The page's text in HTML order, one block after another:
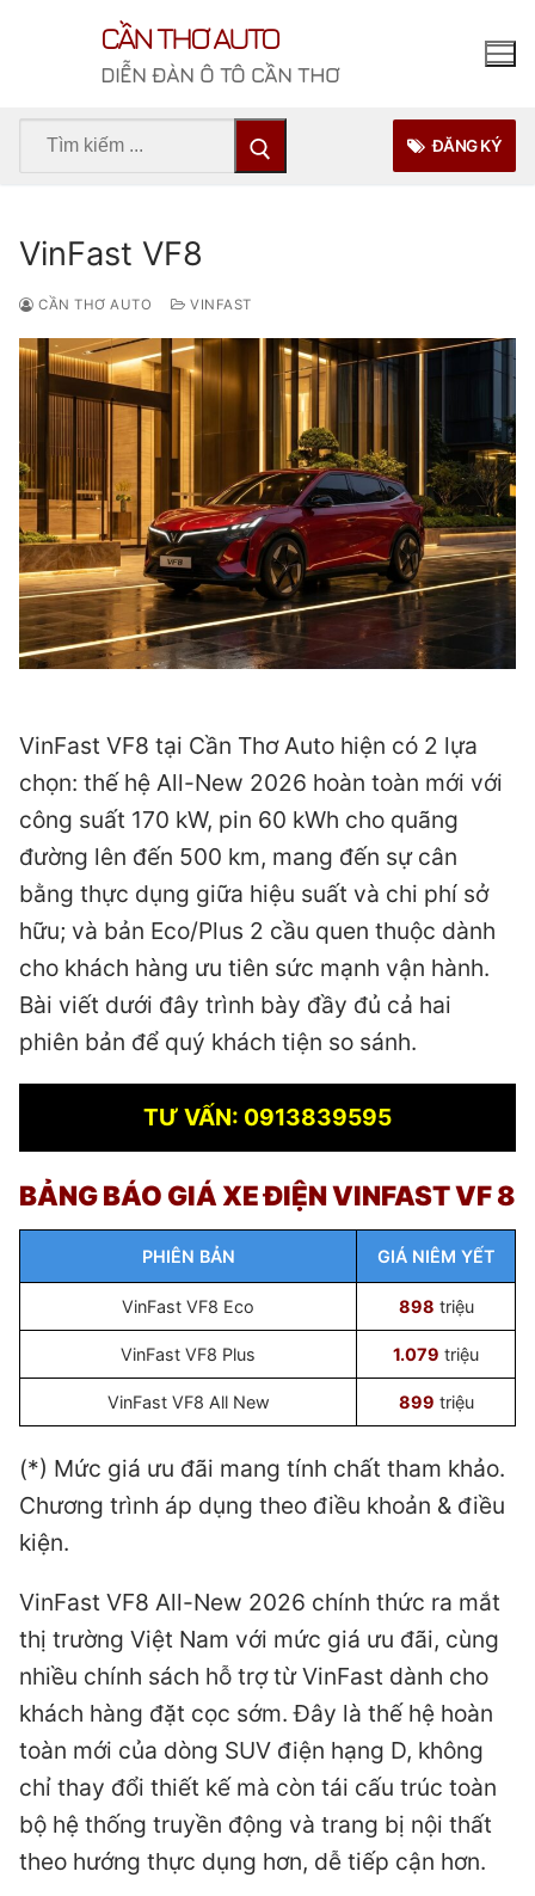
CẦN THƠ AUTO
DIỄN ĐÀN Ô TÔ CẦN THƠ
Tìm
ĐĂNG KÝ
VinFast VF8
CẦN THƠ AUTO VINFAST
VinFast VF8 tại Cần Thơ Auto hiện có 2 lựa
chọn: thế hệ All-New 2026 hoàn toàn mới với
công suất 170 kW, pin 60 kWh cho quãng
đường lên đến 500 km, mang đến sự cân
bằng thực dụng giữa hiệu suất và chi phí sở
hữu; và bản Eco/Plus 2 cầu quen thuộc dành
cho khách hàng ưu tiên sức mạnh vận hành.
Bài viết dưới đây trình bày đầy đủ cả hai
phiên bản để quý khách tiện so sánh.
TƯ VẤN: 0913839595
BẢNG BÁO GIÁ XE ĐIỆN VINFAST VF 8
PHIÊN BẢN GIÁ NIÊM YẾT
VinFast VF8 Eco 898 triệu
VinFast VF8 Plus 1.079 triệu
VinFast VF8 All New 899 triệu
(*) Mức giá ưu đãi mang tính chất tham khảo.
Chương trình áp dụng theo điều khoản & điều
kiện.
VinFast VF8 All-New 2026 chính thức ra mắt
thị trường Việt Nam với mức giá ưu đãi, cùng
nhiều chính sách hỗ trợ từ VinFast dành cho
khách hàng đặt cọc sớm. Đây là thế hệ hoàn
toàn mới của dòng SUV điện hạng D, không
chỉ thay đổi thiết kế mà còn tái cấu trúc toàn
bộ hệ thống truyền động và trang bị nội thất
theo hướng thực dụng hơn, dễ tiếp cận hơn.